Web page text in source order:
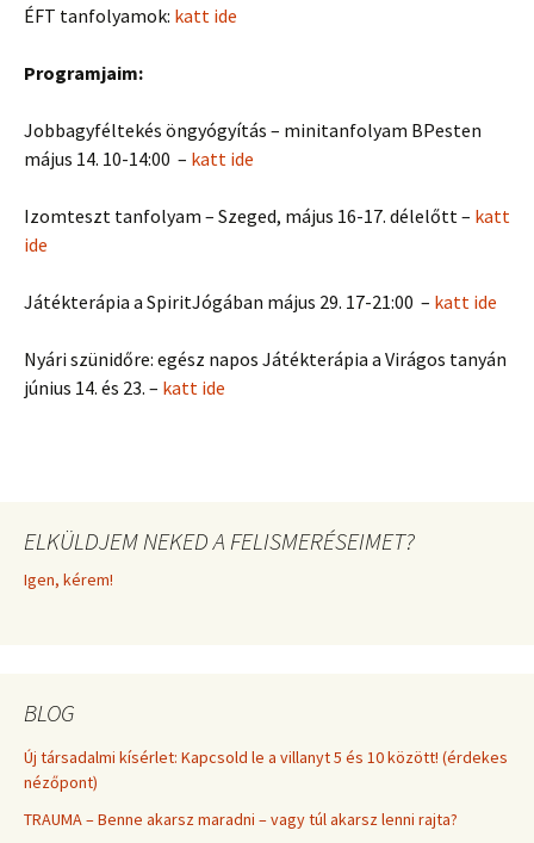
ÉFT tanfolyamok: katt ide
Programjaim:
Jobbagyféltekés öngyógyítás – minitanfolyam BPesten
május 14. 10-14:00 – katt ide
Izomteszt tanfolyam – Szeged, május 16-17. délelőtt – katt
ide
Játékterápia a SpiritJógában május 29. 17-21:00 – katt ide
Nyári szünidőre: egész napos Játékterápia a Virágos tanyán
június 14. és 23. – katt ide
ELKÜLDJEM NEKED A FELISMERÉSEIMET?
Igen, kérem!
BLOG
Új társadalmi kísérlet: Kapcsold le a villanyt 5 és 10 között! (érdekes
nézőpont)
TRAUMA – Benne akarsz maradni – vagy túl akarsz lenni rajta?